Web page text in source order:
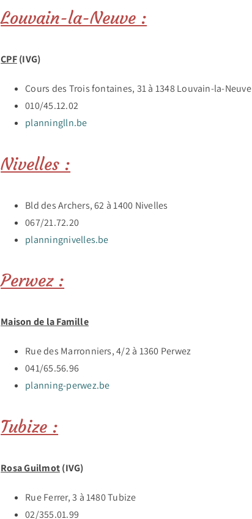
Louvain-la-Neuve :
CPF(IVG)
Cours des Trois fontaines, 31 à 1348 Louvain-la-Neuve
010/45.12.02
planninglln.be
Nivelles :
Bld des Archers, 62 à 1400 Nivelles
067/21.72.20
planningnivelles.be
Perwez :
Maison de la Famille
Rue des Marronniers, 4/2 à 1360 Perwez
041/65.56.96
planning-perwez.be
Tubize :
Rosa Guilmot(IVG)
Rue Ferrer, 3 à 1480 Tubize
02/355.01.99